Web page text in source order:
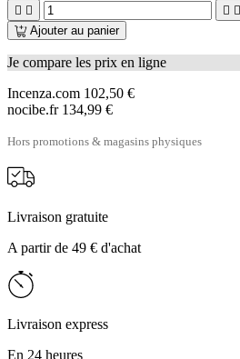
   
Ajouter au panier
Je compare les prix en ligne
Incenza.com 102,50 €
nocibe.fr 134,99 €
Hors promotions & magasins physiques
Livraison gratuite
A partir de 49 € d'achat
Livraison express
En 24 heures